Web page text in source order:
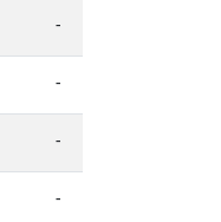
-
-
-
-